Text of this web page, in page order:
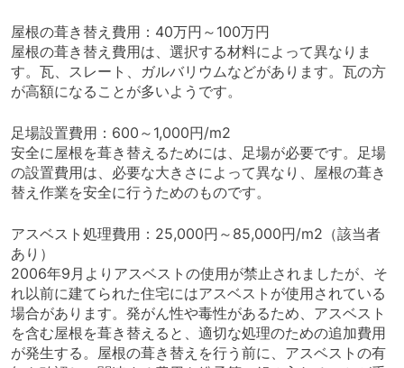
屋根の葺き替え費用：40万円～100万円
屋根の葺き替え費用は、選択する材料によって異なりま
す。瓦、スレート、ガルバリウムなどがあります。瓦の方
が高額になることが多いようです。
足場設置費用：600～1,000円/m2
安全に屋根を葺き替えるためには、足場が必要です。足場
の設置費用は、必要な大きさによって異なり、屋根の葺き
替え作業を安全に行うためのものです。
アスベスト処理費用：25,000円～85,000円/m2（該当者
あり）
2006年9月よりアスベストの使用が禁止されましたが、そ
れ以前に建てられた住宅にはアスベストが使用されている
場合があります。発がん性や毒性があるため、アスベスト
を含む屋根を葺き替えると、適切な処理のための追加費用
が発生する。屋根の葺き替えを行う前に、アスベストの有